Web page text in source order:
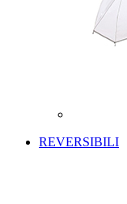
REVERSIBILI